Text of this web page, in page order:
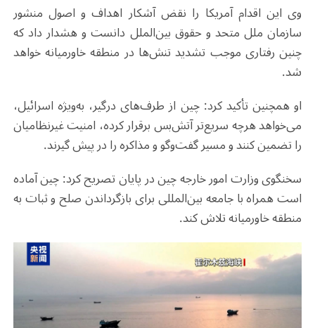
وی این اقدام آمریکا را نقض آشکار اهداف و اصول منشور
سازمان ملل متحد و حقوق بین‌الملل دانست و هشدار داد که
چنین رفتاری موجب تشدید تنش‌ها در منطقه خاورمیانه خواهد
شد.
او همچنین تأکید کرد: چین از طرف‌های درگیر، به‌ویژه اسرائیل،
می‌خواهد هرچه سریع‌تر آتش‌بس برقرار کرده، امنیت غیرنظامیان
را تضمین کنند و مسیر گفت‌وگو و مذاکره را در پیش گیرند.
سخنگوی وزارت امور خارجه چین در پایان تصریح کرد: چین آماده
است همراه با جامعه بین‌المللی برای بازگرداندن صلح و ثبات به
منطقه خاورمیانه تلاش کند.